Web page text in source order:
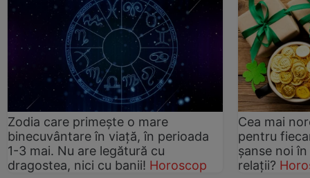
Zodia care primește o mare
binecuvântare în viață, în perioada
1-3 mai. Nu are legătură cu
dragostea, nici cu banii! Horoscop
Cea mai
pentru
șanse noi
relații?